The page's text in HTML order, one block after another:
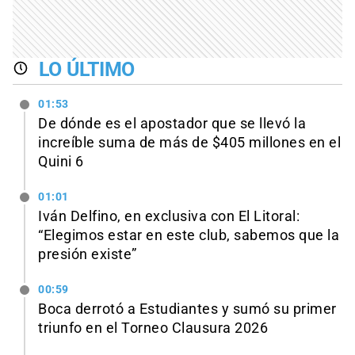
LO ÚLTIMO
01:53
De dónde es el apostador que se llevó la
increíble suma de más de $405 millones en el
Quini 6
01:01
Iván Delfino, en exclusiva con El Litoral:
“Elegimos estar en este club, sabemos que la
presión existe”
00:59
Boca derrotó a Estudiantes y sumó su primer
triunfo en el Torneo Clausura 2026